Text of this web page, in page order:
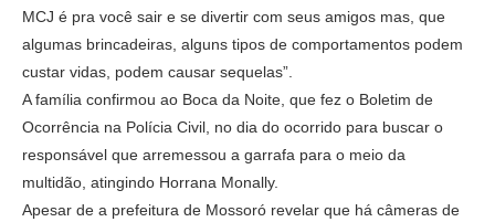
MCJ é pra você sair e se divertir com seus amigos mas, que
algumas brincadeiras, alguns tipos de comportamentos podem
custar vidas, podem causar sequelas”.
A família confirmou ao Boca da Noite, que fez o Boletim de
Ocorrência na Polícia Civil, no dia do ocorrido para buscar o
responsável que arremessou a garrafa para o meio da
multidão, atingindo Horrana Monally.
Apesar de a prefeitura de Mossoró revelar que há câmeras de